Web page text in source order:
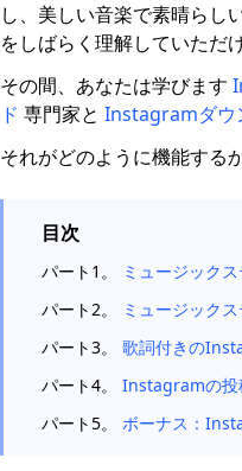
し、美しい音楽で素晴ら
をしばらく理解していただ
その間、あなたは学びます
ド 専門家と Instagramダウ
それがどのように機能する
目次
パート1。
ミュージック
パート2。
ミュージック
パート3。 歌詞付きの
パート4。 Instagramの投
パート5。 ボーナス：